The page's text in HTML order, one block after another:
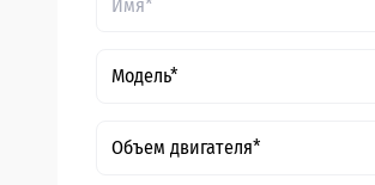
Модель*
Объем двигателя*